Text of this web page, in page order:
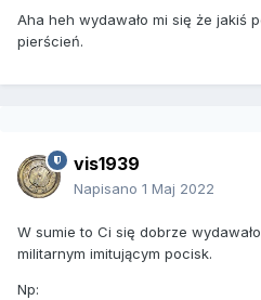
Aha heh wydawało mi się że jakiś
pierścień.
vis1939
Napisano 1 Maj 2022
W sumie to Ci się dobrze
militarnym imitującym pocisk.
Np: